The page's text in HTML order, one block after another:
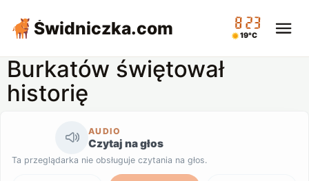
Świdniczka.com 08:23
19°C
Burkatów świętował
historię
AUDIO
Czytaj na głos
Ta przeglądarka nie obsługuje czytania na głos.